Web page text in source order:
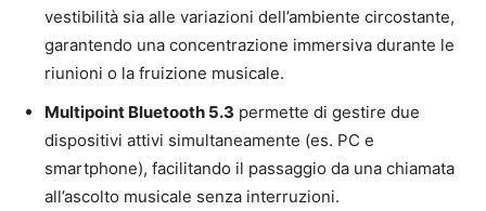
vestibilità sia alle variazioni dell’ambiente circostante,
garantendo una concentrazione immersiva durante le
riunioni o la fruizione musicale.
Multipoint Bluetooth 5.3 permette di gestire due
dispositivi attivi simultaneamente (es. PC e
smartphone), facilitando il passaggio da una chiamata
all’ascolto musicale senza interruzioni.